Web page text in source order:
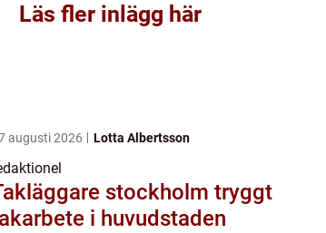
Läs fler inlägg här
augusti 2026 Lotta Albertsson
stockholm tryggt
i huvudstaden